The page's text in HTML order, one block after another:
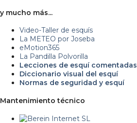
y mucho más...
Video-Taller de esquís
La METEO por Joseba
eMotion365
La Pandilla Polvorilla
Lecciones de esquí comentadas
Diccionario visual del esquí
Normas de seguridad y esquí
Mantenimiento técnico